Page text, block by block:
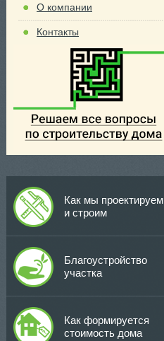
О компании
Контакты
Как мы проектируем
и строим
Благоустройство
участка
Как формируется
стоимость дома